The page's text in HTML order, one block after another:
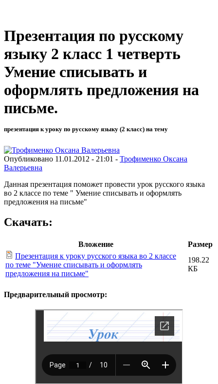
Презентация по русскому
языку 2 класс 1 четверть
Умение списывать и
оформлять предложения на
письме.
презентация к уроку по русскому языку (2 класс) на тему
Опубликовано 11.01.2012 - 21:01 - Трофименко Оксана
Валерьевна
Данная презентация поможет провести урок русского языка
во 2 классе по теме " Умение списывать и оформлять
предложения на письме"
Скачать:
Вложение
Размер
Презентация к уроку русского языка во 2 классе
по теме "Умение списывать и оформлять
предложения на письме"
198.22
КБ
Предварительный просмотр: